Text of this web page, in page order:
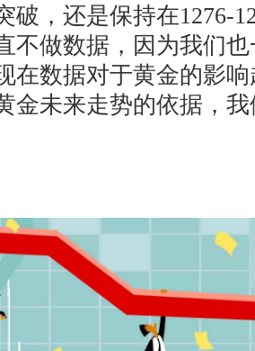
破，还是保持在1276-
不做数据，因为我们
在数据对于黄金的影
金未来走势的依据，